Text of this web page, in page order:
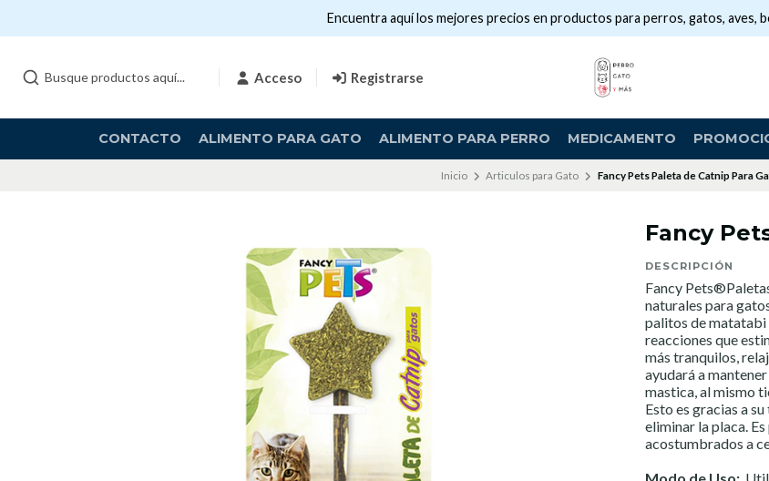
Acceso Registrarse
CONTACTO ALIMENTO PARA GATO ALIMENTO PARA PERRO MEDICAMENTO
Encuentra aquí los mejores precios en productos para perros, gatos, aves,
Inicio Articulos para Gato Fancy Pets Paleta de Catnip Para
Fancy
DESCRIPCIÓN
Fancy
naturales para
palitos de matatabi
reacciones que
más tranquilos,
ayudará a
mastica, al mismo
Esto es gracias a
eliminar la placa.
acostumbrados a